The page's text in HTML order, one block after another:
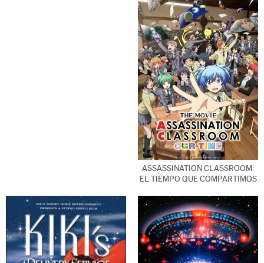
ASSASSINATION CLASSROOM:
EL TIEMPO QUE COMPARTIMOS